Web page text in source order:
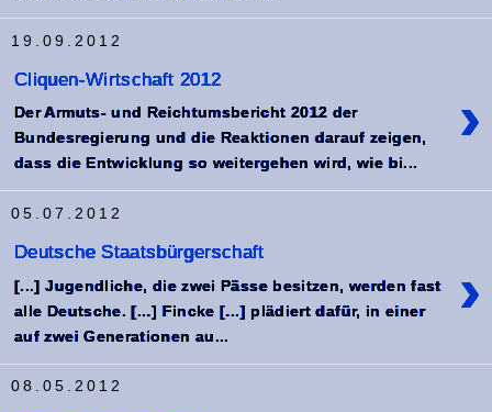
19.09.2012
Cliquen-Wirtschaft 2012
›
Der Armuts- und Reichtumsbericht 2012 der
Bundesregierung und die Reaktionen darauf zeigen,
dass die Entwicklung so weitergehen wird, wie bi...
05.07.2012
Deutsche Staatsbürgerschaft
›
[...] Jugendliche, die zwei Pässe besitzen, werden fast
alle Deutsche. [...] Fincke [...] plädiert dafür, in einer
auf zwei Generationen au...
08.05.2012